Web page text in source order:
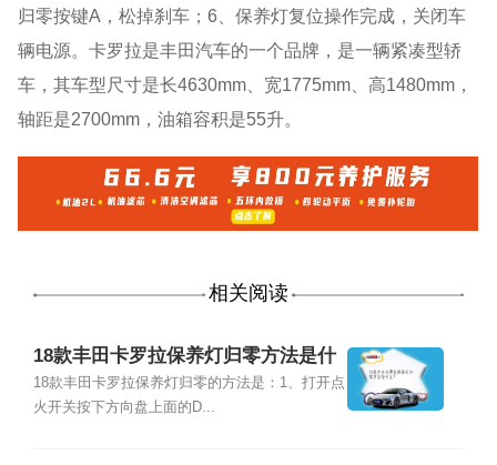
归零按键A，松掉刹车；6、保养灯复位操作完成，关闭车
辆电源。卡罗拉是丰田汽车的一个品牌，是一辆紧凑型轿
车，其车型尺寸是长4630mm、宽1775mm、高1480mm，
轴距是2700mm，油箱容积是55升。
相关阅读
18款丰田卡罗拉保养灯归零方法是什
么？
18款丰田卡罗拉保养灯归零的方法是：1、打开点
火开关按下方向盘上面的D...